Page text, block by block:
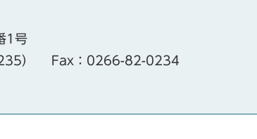
1号
）
Fax：0266-82-0234